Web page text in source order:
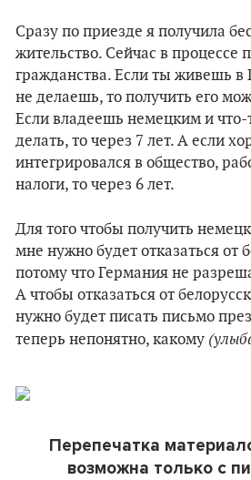
Сразу по приезде я получила
жительство. Сейчас в процессе
гражданства. Если ты живешь в
не делаешь, то получить его
Если владеешь немецким и
делать, то через 7 лет. А если
интегрировался в общество,
налоги, то через 6 лет.
Для того чтобы получить
мне нужно будет отказаться от
потому что Германия не
А чтобы отказаться от
нужно будет писать письмо
теперь непонятно, какому
Перепечатка
возможна только с